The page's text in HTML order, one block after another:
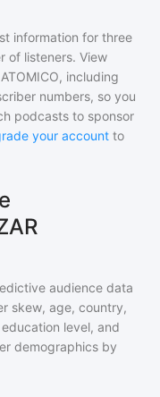
information for three
of listeners. View
, including
numbers, so you
podcasts to sponsor
your account to
audience data
skew, age, country,
level, and
demographics by